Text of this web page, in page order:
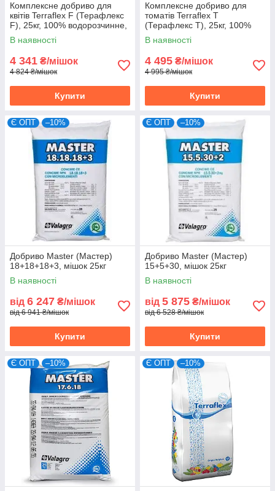
Комплексне добриво для
квітів Terraflex F (Терафлекс
F), 25кг, 100% водорозчинне,
18-6-19+3MgO+TE
В наявності
4 341 ₴/мішок
4 824 ₴/мішок
Купити
Комплексне добриво для
томатів Terraflex T
(Терафлекс T), 25кг, 100%
водорозчинне, 15-8-25+3,5
MgO+TE
В наявності
4 495 ₴/мішок
4 995 ₴/мішок
Купити
Є ОПТ –10%
Добриво Master (Мастер)
18+18+18+3, мішок 25кг
В наявності
від 6 247 ₴/мішок
від 6 941 ₴/мішок
Купити
Є ОПТ –10%
Добриво Master (Мастер)
15+5+30, мішок 25кг
В наявності
від 5 875 ₴/мішок
від 6 528 ₴/мішок
Купити
Є ОПТ –10% Є ОПТ –10%